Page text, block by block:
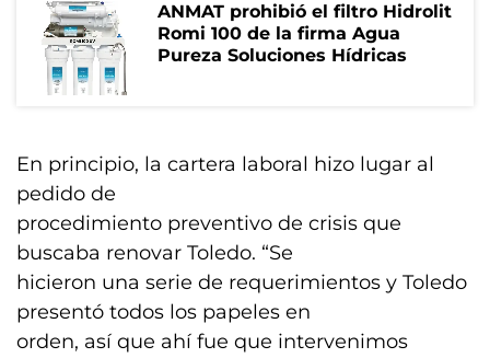
ANMAT prohibió el filtro Hidrolit
Romi 100 de la firma Agua
Pureza Soluciones Hídricas
En principio, la cartera laboral hizo lugar al
pedido de
procedimiento preventivo de crisis que
buscaba renovar Toledo. “Se
hicieron una serie de requerimientos y Toledo
presentó todos los papeles en
orden, así que ahí fue que intervenimos